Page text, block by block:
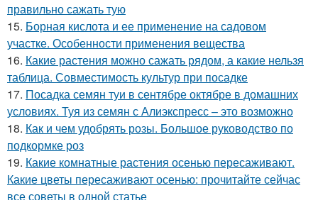
правильно сажать тую
15. Борная кислота и ее применение на садовом
участке. Особенности применения вещества
16. Какие растения можно сажать рядом, а какие нельзя
таблица. Совместимость культур при посадке
17. Посадка семян туи в сентябре октябре в домашних
условиях. Туя из семян с Алиэкспресс – это возможно
18. Как и чем удобрять розы. Большое руководство по
подкормке роз
19. Какие комнатные растения осенью пересаживают.
Какие цветы пересаживают осенью: прочитайте сейчас
все советы в одной статье